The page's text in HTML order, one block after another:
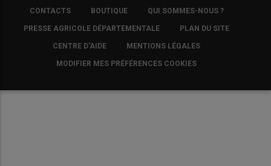
FOOTER
COPYRIGHT
CONTACTS BOUTIQUE QUI SOMMES-NOUS ?
PRESSE AGRICOLE DÉPARTEMENTALE PLAN DU SITE
CENTRE D'AIDE MENTIONS LÉGALES
MODIFIER MES PRÉFÉRENCES COOKIES